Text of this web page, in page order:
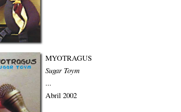
MYOTRAGUS
Sugar Toym
...
Abril 2002